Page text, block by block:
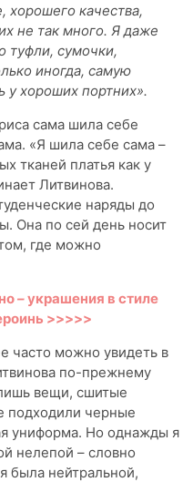
хорошего качества,
не так много. Я даже
туфли, сумочки,
иногда, самую
у хороших портних».
сама шила себе
«Я шила себе сама –
тканей платья как у
Литвинова.
наряды до
Она по сей день носит
где можно
–украшения в стиле
>>>>>
часто можно увидеть в
по-прежнему
вещи, сшитые
подходили черные
униформа. Но однажды я
нелепой – словно
нейтральной,